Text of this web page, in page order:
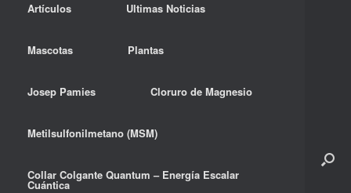
Artículos Ultimas Noticias
Mascotas Plantas
Josep Pamies Cloruro de Magnesio
Metilsulfonilmetano (MSM)
Collar Colgante Quantum – Energía Escalar
Cuántica